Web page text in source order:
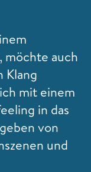
möchte auch
Klang
mit einem
in das
von
und